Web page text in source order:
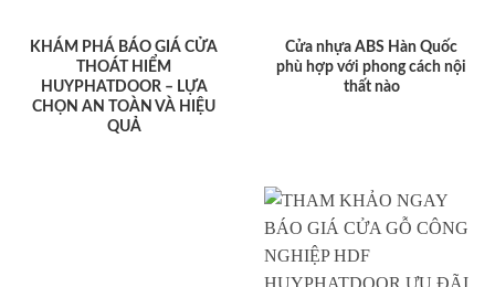
KHÁM PHÁ BÁO GIÁ CỬA
THOÁT HIỂM
HUYPHATDOOR – LỰA
CHỌN AN TOÀN VÀ HIỆU
QUẢ
Cửa nhựa ABS Hàn Quốc
phù hợp với phong cách nội
thất nào